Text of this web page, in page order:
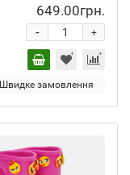
649.00грн.
+
-
Швидке замовлення